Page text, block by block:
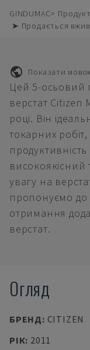
GINDUMAC
➤ Продається
Показати
Цей 5-осьовий
верстат Citizen
році. Він
токарних
високоякісний
увагу на
пропонуємо до
отримання
верстат.
Огляд
БРЕНД: CITIZEN
РІК: 2011